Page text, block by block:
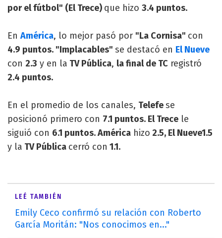
por el fútbol" (El Trece) que hizo 3.4 puntos.
En América, lo mejor pasó por "La Cornisa" con
4.9 puntos. "Implacables" se destacó en El Nueve
con 2.3 y en la TV Pública, la final de TC registró
2.4 puntos.
En el promedio de los canales, Telefese
posicionó primero con 7.1 puntos. El Trece le
siguió con 6.1 puntos. América hizo 2.5, El Nueve1.5
y la TV Pública cerró con 1.1.
LEÉ TAMBIÉN
Emily Ceco confirmó su relación con Roberto
García Moritán: "Nos conocimos en..."